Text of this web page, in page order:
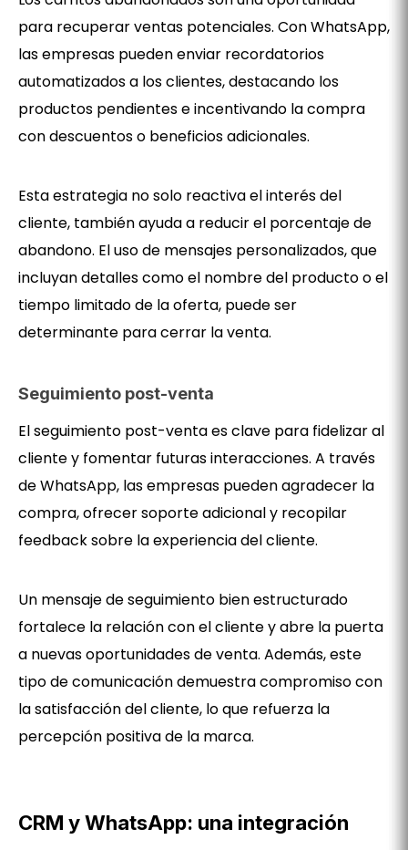
para recuperar ventas potenciales. Con WhatsApp,
las empresas pueden enviar recordatorios
automatizados a los clientes, destacando los
productos pendientes e incentivando la compra
con descuentos o beneficios adicionales.
Esta estrategia no solo reactiva el interés del
cliente, también ayuda a reducir el porcentaje de
abandono. El uso de mensajes personalizados, que
incluyan detalles como el nombre del producto o el
tiempo limitado de la oferta, puede ser
determinante para cerrar la venta.
Seguimiento post-venta
El seguimiento post-venta es clave para fidelizar al
cliente y fomentar futuras interacciones. A través
de WhatsApp, las empresas pueden agradecer la
compra, ofrecer soporte adicional y recopilar
feedback sobre la experiencia del cliente.
Un mensaje de seguimiento bien estructurado
fortalece la relación con el cliente y abre la puerta
a nuevas oportunidades de venta. Además, este
tipo de comunicación demuestra compromiso con
la satisfacción del cliente, lo que refuerza la
percepción positiva de la marca.
CRM y WhatsApp: una integración